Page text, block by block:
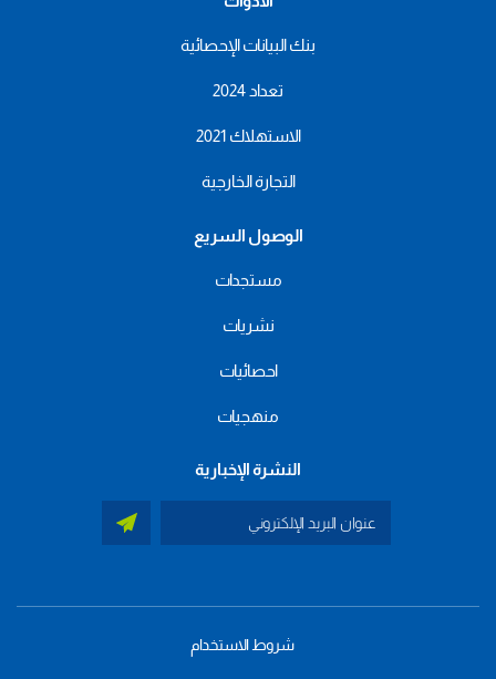
بنك البيانات الإحصائية
تعداد 2024
الاستهلاك 2021
التجارة الخارجية
الوصول السريع
مستجدات
نشريات
احصائيات
منهجيات
النشرة الإخبارية
شروط الاستخدام